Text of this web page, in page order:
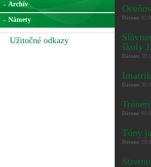
Archív
Námety
Užitočné odkazy
Dátum:
školy
Dátum:
Dátum:
Dátum:
Tóny
Dátum: